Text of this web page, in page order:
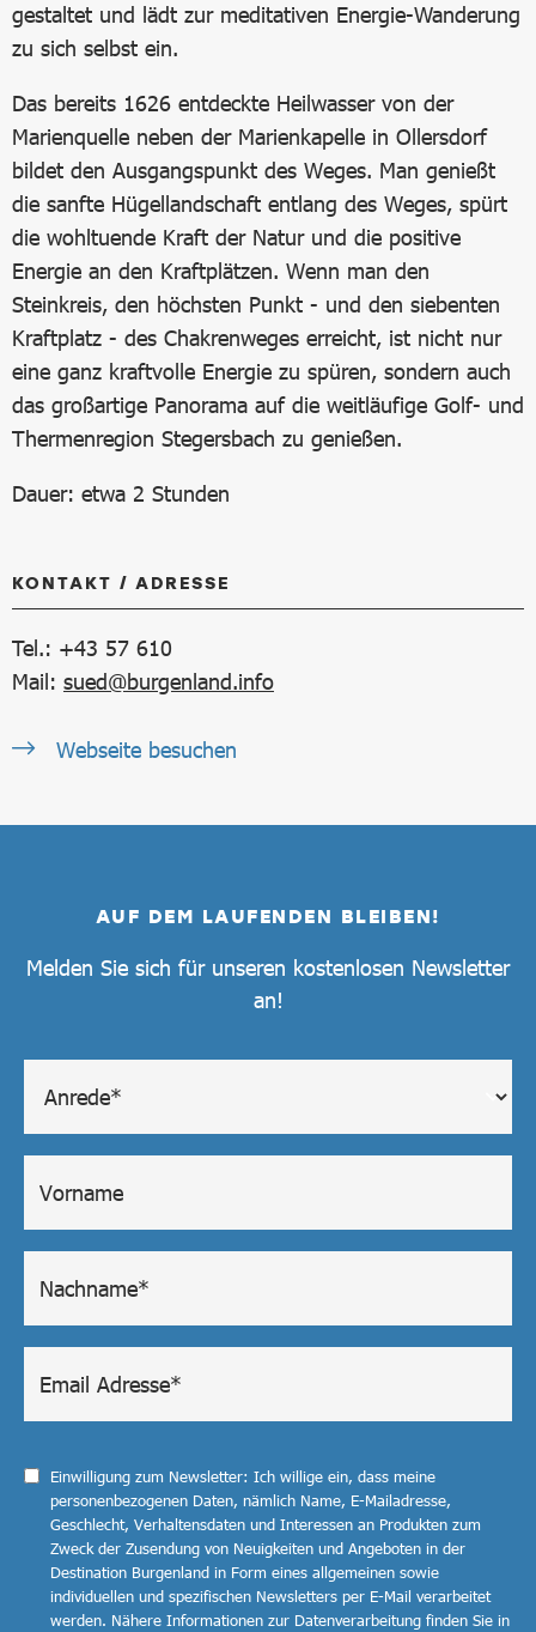
gestaltet und lädt zur meditativen Energie-Wanderung
zu sich selbst ein.
Das bereits 1626 entdeckte Heilwasser von der
Marienquelle neben der Marienkapelle in Ollersdorf
bildet den Ausgangspunkt des Weges. Man genießt
die sanfte Hügellandschaft entlang des Weges, spürt
die wohltuende Kraft der Natur und die positive
Energie an den Kraftplätzen. Wenn man den
Steinkreis, den höchsten Punkt - und den siebenten
Kraftplatz - des Chakrenweges erreicht, ist nicht nur
eine ganz kraftvolle Energie zu spüren, sondern auch
das großartige Panorama auf die weitläufige Golf- und
Thermenregion Stegersbach zu genießen.
Dauer: etwa 2 Stunden
KONTAKT / ADRESSE
Tel.: +43 57 610
Mail: sued@burgenland.info
Webseite besuchen
AUF DEM LAUFENDEN BLEIBEN!
Melden Sie sich für unseren kostenlosen Newsletter
an!
Einwilligung zum Newsletter: Ich willige ein, dass meine
personenbezogenen Daten, nämlich Name, E-Mailadresse,
Geschlecht, Verhaltensdaten und Interessen an Produkten zum
Zweck der Zusendung von Neuigkeiten und Angeboten in der
Destination Burgenland in Form eines allgemeinen sowie
individuellen und spezifischen Newsletters per E-Mail verarbeitet
werden. Nähere Informationen zur Datenverarbeitung finden Sie in